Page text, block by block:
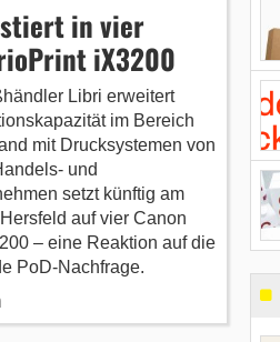
in vier
iX3200
Libri erweitert
im Bereich
mit Drucksystemen von
und
setzt künftig am
auf vier Canon
– eine Reaktion auf die
PoD-Nachfrage.